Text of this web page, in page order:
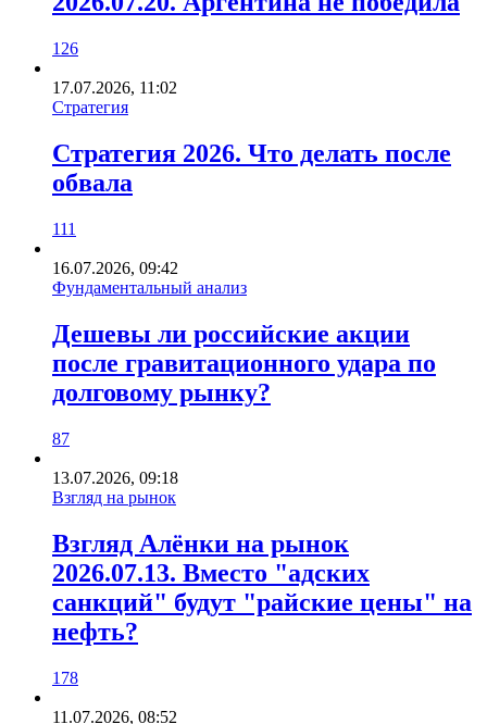
126
17.07.2026, 11:02
Стратегия
Стратегия 2026. Что делать после
обвала
111
16.07.2026, 09:42
Фундаментальный анализ
Дешевы ли российские акции
после гравитационного удара по
долговому рынку?
87
13.07.2026, 09:18
Взгляд на рынок
Взгляд Алёнки на рынок
2026.07.13. Вместо "адских
санкций" будут "райские цены" на
нефть?
178
11.07.2026, 08:52